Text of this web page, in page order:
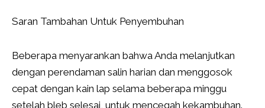
Saran Tambahan Untuk Penyembuhan
Beberapa menyarankan bahwa Anda melanjutkan
dengan perendaman salin harian dan menggosok
cepat dengan kain lap selama beberapa minggu
setelah bleb selesai, untuk mencegah kekambuhan.